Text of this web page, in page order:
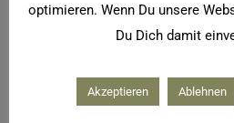
optimieren. Wenn Du unsere
Du Dich damit
Akzeptieren Ablehnen